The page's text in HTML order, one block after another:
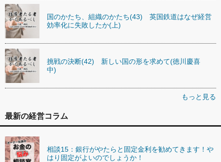
国のかたち、組織のかたち(43) 英国鉄道はなぜ経営
効率化に失敗したか(上)
挑戦の決断(42) 新しい国の形を求めて(徳川慶喜
中)
もっと見る
最新の経営コラム
相談15：銀行がやたらと固定金利を勧めてきます！や
はり固定がよいのでしょうか！